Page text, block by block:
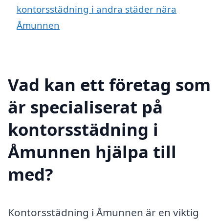
kontorsstädning i andra städer nära
Åmunnen
Vad kan ett företag som
är specialiserat på
kontorsstädning i
Åmunnen hjälpa till
med?
Kontorsstädning i Åmunnen är en viktig